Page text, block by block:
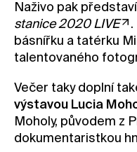
Naživo pak
stanice 2020 LIVE
.
básnířku a tatérku
talentovaného
Večer taky doplní
výstavou Lucia
Moholy, původem z
dokumentaristkou